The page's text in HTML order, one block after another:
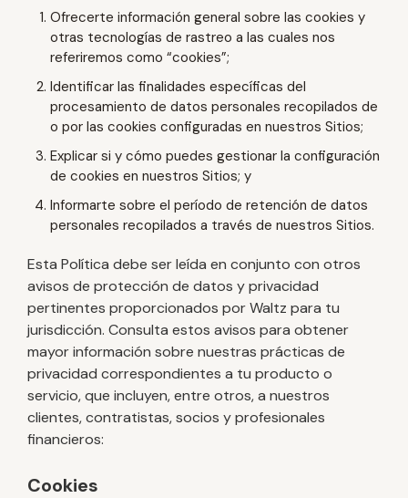
Ofrecerte información general sobre las cookies y
otras tecnologías de rastreo a las cuales nos
referiremos como “cookies”;
Identificar las finalidades específicas del
procesamiento de datos personales recopilados de
o por las cookies configuradas en nuestros Sitios;
Explicar si y cómo puedes gestionar la configuración
de cookies en nuestros Sitios; y
Informarte sobre el período de retención de datos
personales recopilados a través de nuestros Sitios.
Esta Política debe ser leída en conjunto con otros
avisos de protección de datos y privacidad
pertinentes proporcionados por Waltz para tu
jurisdicción. Consulta estos avisos para obtener
mayor información sobre nuestras prácticas de
privacidad correspondientes a tu producto o
servicio, que incluyen, entre otros, a nuestros
clientes, contratistas, socios y profesionales
financieros:
Cookies